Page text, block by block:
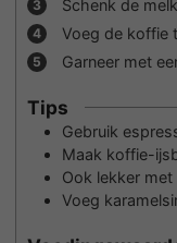
Schenk de
Voeg de koffie
Garneer met
Tips
Gebruik
Maak koffie-
Ook lekker met
Voeg